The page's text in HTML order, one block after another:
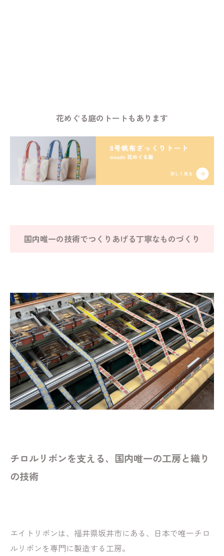
花めぐる庭のトートもあります
国内唯一の技術でつくりあげる丁寧なものづくり
チロルリボンを支える、国内唯一の工房と織り
の技術
エイトリボンは、福井県坂井市にある、日本で唯一チロ
ルリボンを専門に製造する工房。